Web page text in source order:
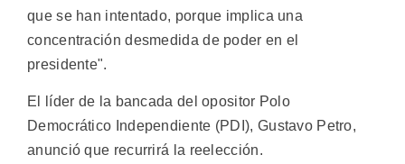
que se han intentado, porque implica una
concentración desmedida de poder en el
presidente".
El líder de la bancada del opositor Polo
Democrático Independiente (PDI), Gustavo Petro,
anunció que recurrirá la reelección.